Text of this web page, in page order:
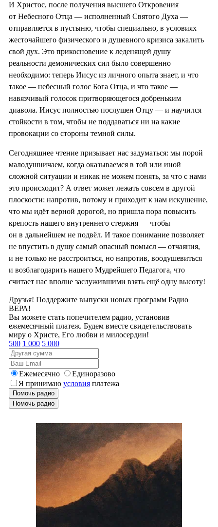
И Христос, после получения высшего Откровения
от Небесного Отца — исполненный Святого Духа —
отправляется в пустыню, чтобы специально, в условиях
жесточайшего физического и душевного кризиса закалить
свой дух. Это прикосновение к леденящей душу
реальности демонических сил было совершенно
необходимо: теперь Иисус из личного опыта знает, и что
такое — небесный голос Бога Отца, и что такое —
навязчивый голосок притворяющегося добреньким
диавола. Иисус полностью послушен Отцу — и научился
стойкости в том, чтобы не поддаваться ни на какие
провокации со стороны темной силы.
Сегодняшнее чтение призывает нас задуматься: мы порой
малодушничаем, когда оказываемся в той или иной
сложной ситуации и никак не можем понять, за что с нами
это происходит? А ответ может лежать совсем в другой
плоскости: напротив, потому и приходит к нам искушение,
что мы идёт верной дорогой, но пришла пора повысить
крепость нашего внутреннего стержня — чтобы
он в дальнейшем не подвёл. И такое понимание позволяет
не впустить в душу самый опасный помысл — отчаяния,
и не только не расстроиться, но напротив, воодушевиться
и возблагодарить нашего Мудрейшего Педагога, что
считает нас вполне заслужившими взять ещё одну высоту!
Друзья! Поддержите выпуски новых программ Радио
ВЕРА!
Вы можете стать попечителем радио, установив
ежемесячный платеж. Будем вместе свидетельствовать
миру о Христе, Его любви и милосердии!
500 1 000 5 000
Ежемесячно
Единоразово
Я принимаю условия платежа
Помочь радио
Помочь радио